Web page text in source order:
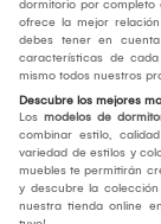
dormitorio por completo
ofrece la mejor
debes tener en
características de
mismo todos nuestros
Descubre los mejores
Los modelos de
combinar estilo,
variedad de estilos y
muebles te permitirán
y descubre la colección
nuestra tienda online